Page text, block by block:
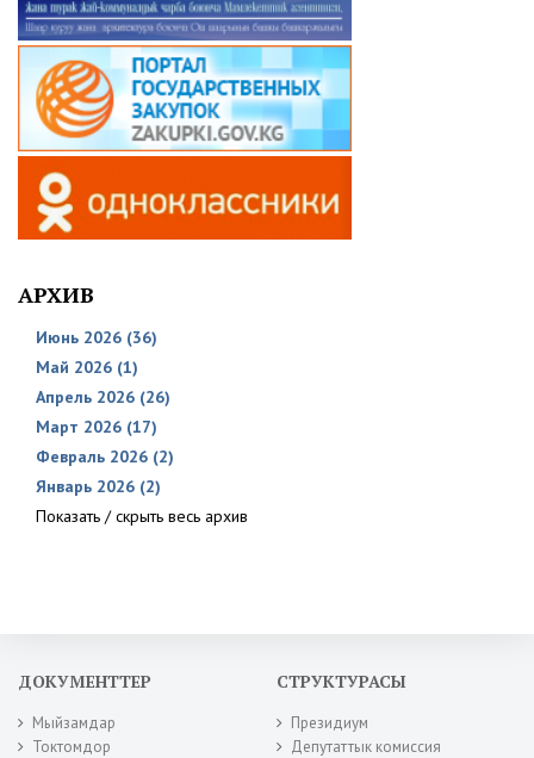
АРХИВ
Июнь 2026 (36)
Май 2026 (1)
Апрель 2026 (26)
Март 2026 (17)
Февраль 2026 (2)
Январь 2026 (2)
Показать / скрыть весь архив
ДОКУМЕНТТЕР
Мыйзамдар
Токтомдор
СТРУКТУРАСЫ
Президиум
Депутаттык комиссия